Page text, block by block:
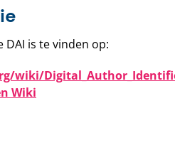
is te vinden op:
wiki/
Wiki